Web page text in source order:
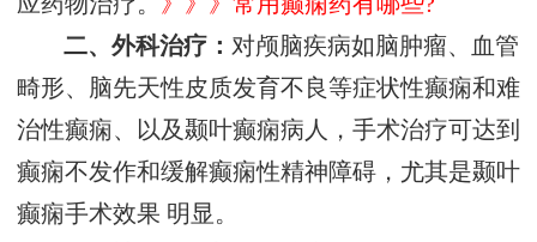
二、外科治疗： 对颅脑疾病如脑肿瘤、血管
畸形、脑先天性皮质发育不良等症状性癫痫和难
治性癫痫、以及颞叶癫痫病人，手术治疗可达到
癫痫不发作和缓解癫痫性精神障碍，尤其是颞叶
癫痫手术效果 明显。